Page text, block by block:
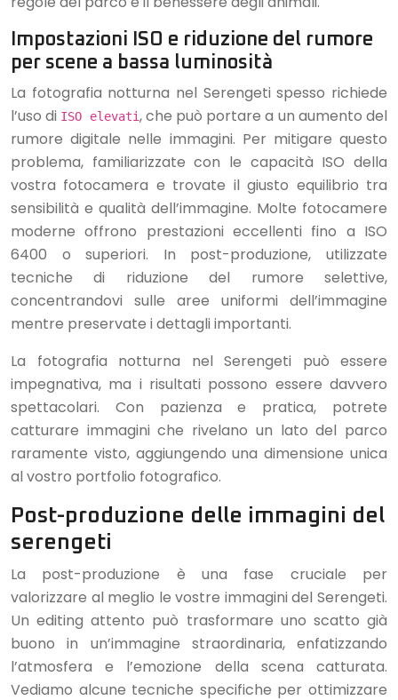
Impostazioni ISO e riduzione del rumore
per scene a bassa luminosità
La fotografia notturna nel Serengeti spesso richiede
l’uso di ISO elevati, che può portare a un aumento del
rumore digitale nelle immagini. Per mitigare questo
problema, familiarizzate con le capacità ISO della
vostra fotocamera e trovate il giusto equilibrio tra
sensibilità e qualità dell’immagine. Molte fotocamere
moderne offrono prestazioni eccellenti fino a ISO
6400 o superiori. In post-produzione, utilizzate
tecniche di riduzione del rumore selettive,
concentrandovi sulle aree uniformi dell’immagine
mentre preservate i dettagli importanti.
La fotografia notturna nel Serengeti può essere
impegnativa, ma i risultati possono essere davvero
spettacolari. Con pazienza e pratica, potrete
catturare immagini che rivelano un lato del parco
raramente visto, aggiungendo una dimensione unica
al vostro portfolio fotografico.
Post-produzione delle immagini del
serengeti
La post-produzione è una fase cruciale per
valorizzare al meglio le vostre immagini del Serengeti.
Un editing attento può trasformare uno scatto già
buono in un’immagine straordinaria, enfatizzando
l’atmosfera e l’emozione della scena catturata.
Vediamo alcune tecniche specifiche per ottimizzare